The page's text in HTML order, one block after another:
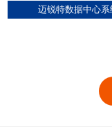
迈锐特数据中心系